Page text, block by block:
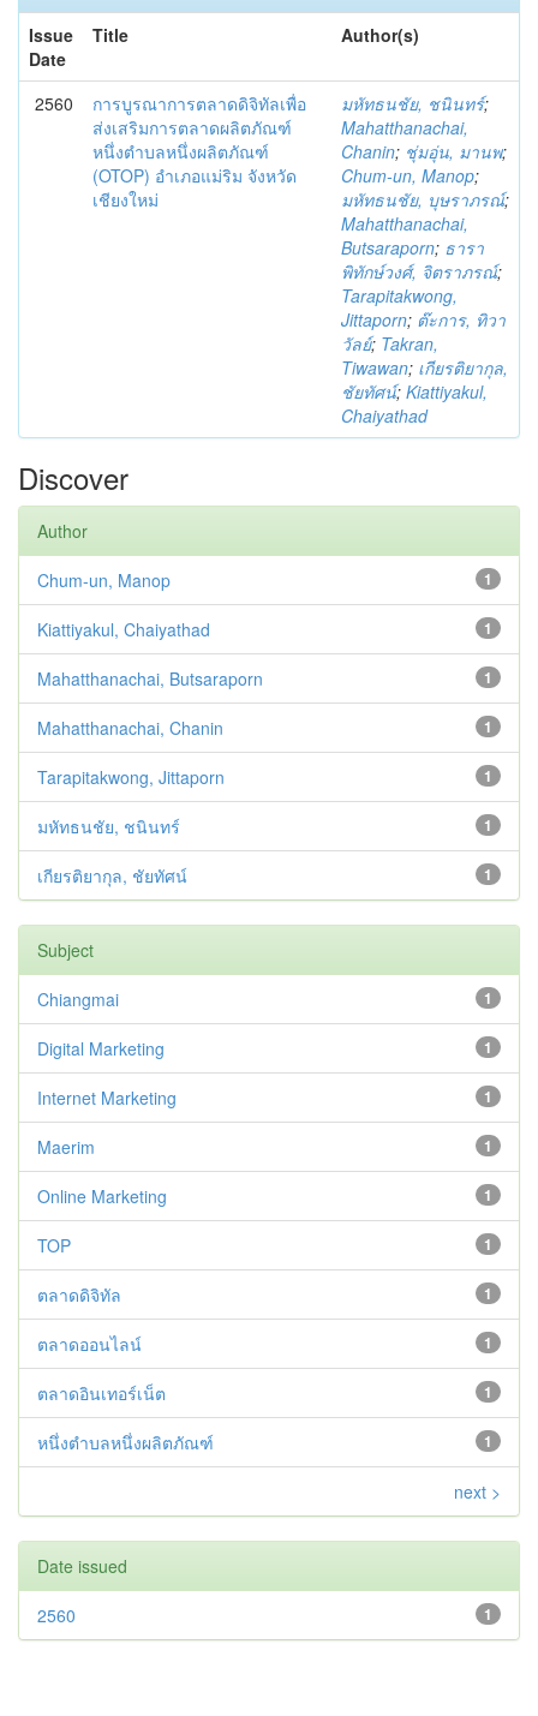
Issue
Date
Title Author(s)
2560
การบูรณาการตลาดดิจิทัลเพื่อ
ส่งเสริมการตลาดผลิตภัณฑ์
หนึ่งตำบลหนึ่งผลิตภัณฑ์
(OTOP) อำเภอแม่ริม จังหวัด
เชียงใหม่
มหัทธนชัย, ชนินทร์;
Mahatthanachai,
Chanin; ชุ่มอุ่น, มานพ;
Chum-un, Manop;
มหัทธนชัย, บุษราภรณ์;
Mahatthanachai,
Butsaraporn; ธารา
พิทักษ์วงศ์, จิตราภรณ์;
Tarapitakwong,
Jittaporn; ต๊ะการ, ทิวา
วัลย์; Takran,
Tiwawan; เกียรติยากุล,
ชัยทัศน์; Kiattiyakul,
Chaiyathad
Discover
Author
1
Chum-un, Manop
1
Kiattiyakul, Chaiyathad
1
Mahatthanachai, Butsaraporn
1
Mahatthanachai, Chanin
1
Tarapitakwong, Jittaporn
1
มหัทธนชัย, ชนินทร์
1
เกียรติยากุล, ชัยทัศน์
Subject
1
Chiangmai
1
Digital Marketing
1
Internet Marketing
1
Maerim
1
Online Marketing
1
TOP
1
ตลาดดิจิทัล
1
ตลาดออนไลน์
1
ตลาดอินเทอร์เน็ต
1
หนึ่งตำบลหนึ่งผลิตภัณฑ์
next >
Date issued
1
2560